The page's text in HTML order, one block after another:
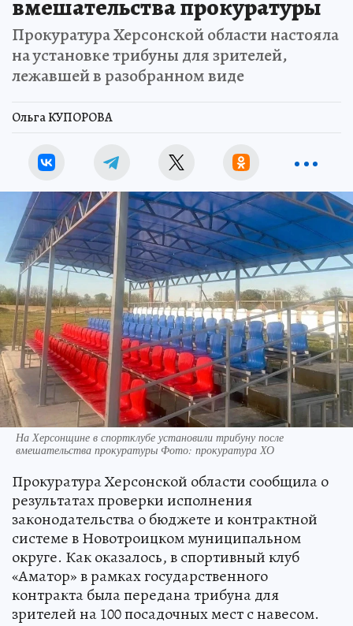
вмешательства прокуратуры
Прокуратура Херсонской области настояла
на установке трибуны для зрителей,
лежавшей в разобранном виде
Ольга КУПОРОВА
На Херсонщине в спортклубе установили трибуну после
вмешательства прокуратуры Фото: прокуратура ХО
Прокуратура Херсонской области сообщила о
результатах проверки исполнения
законодательства о бюджете и контрактной
системе в Новотроицком муниципальном
округе. Как оказалось, в спортивный клуб
«Аматор» в рамках государственного
контракта была передана трибуна для
зрителей на 100 посадочных мест с навесом.